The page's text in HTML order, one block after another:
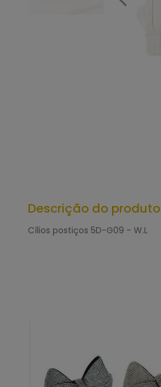
Descrição do produto
Cílios postiços 5D-G09 - W.L